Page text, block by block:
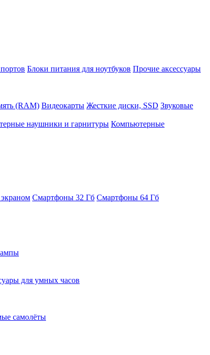
Блоки питания для ноутбуков Прочие аксессуары
(RAM) Видеокарты Жесткие диски, SSD Звуковые
наушники и гарнитуры Компьютерные
Смартфоны 32 Гб Смартфоны 64 Гб
для умных часов
самолёты